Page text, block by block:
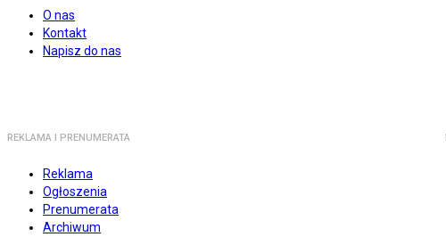
O nas
Kontakt
Napisz do nas
REKLAMA I PRENUMERATA
Reklama
Ogłoszenia
Prenumerata
Archiwum